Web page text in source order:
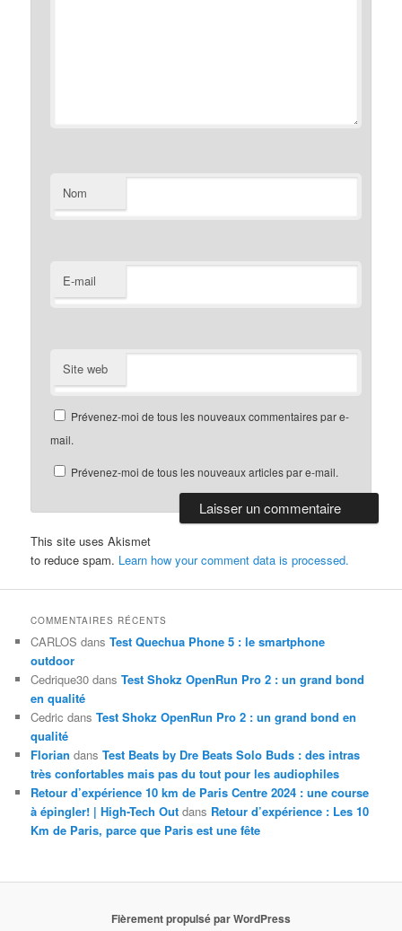
Nom
E-mail
Site web
Prévenez-moi de tous les nouveaux commentaires par e-
mail.
Prévenez-moi de tous les nouveaux articles par e-mail.
This site uses Akismet
to reduce spam. Learn how your comment data is processed.
COMMENTAIRES RÉCENTS
CARLOS dansTest Quechua Phone 5 : le smartphone
outdoor
Cedrique30 dansTest Shokz OpenRun Pro 2 : un grand bond
en qualité
Cedric dansTest Shokz OpenRun Pro 2 : un grand bond en
qualité
Florian dansTest Beats by Dre Beats Solo Buds : des intras
très confortables mais pas du tout pour les audiophiles
Retour d’expérience 10 km de Paris Centre 2024 : une course
à épingler! | High-Tech Out dans Retour d’expérience : Les 10
Km de Paris, parce que Paris est une fête
Fièrement propulsé par WordPress